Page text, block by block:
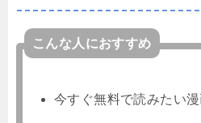
こんな人におすすめ
今すぐ無料で読みたい漫